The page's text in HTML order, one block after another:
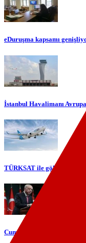
eDuruşma kapsamı
İstanbul Havalimanı
TÜRKSAT ile gökyüzünde
Cumhurbaşkanı